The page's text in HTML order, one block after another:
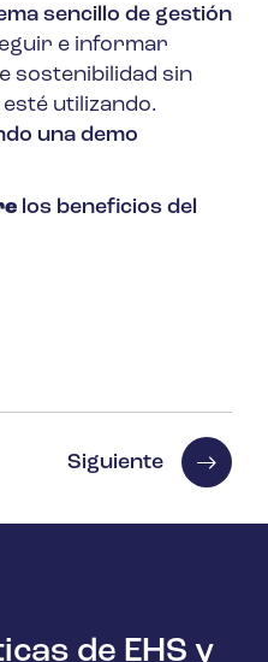
sencillo de gestión
e informar
sostenibilidad sin
utilizando.
una demo
los beneficios del
Siguiente
de EHS y